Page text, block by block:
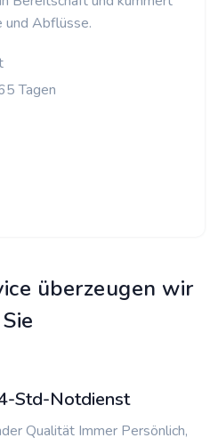
und Abflüsse.
Tagen
überzeugen wir
Sie
Std-Notdienst
Qualität Immer Persönlich,